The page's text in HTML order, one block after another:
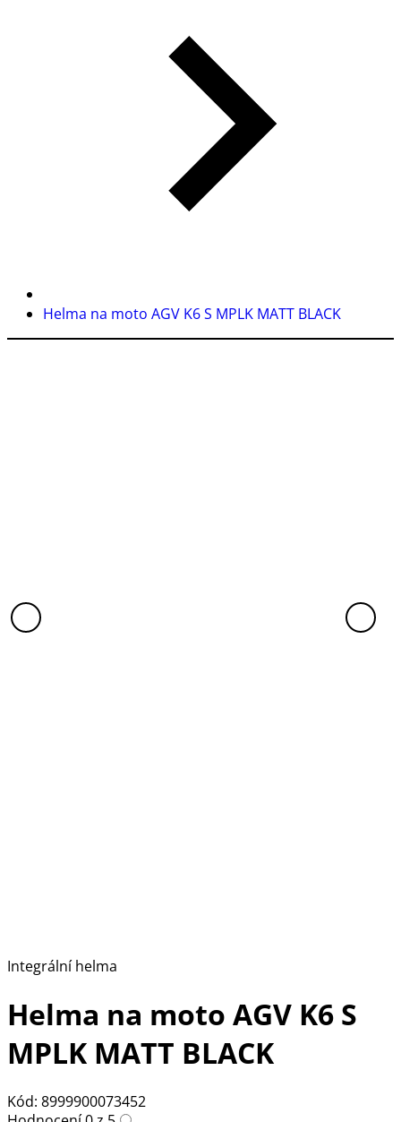
Helma na moto AGV K6 S MPLK MATT BLACK
Integrální helma
Helma na moto AGV K6 S
MPLK MATT BLACK
Kód: 8999900073452